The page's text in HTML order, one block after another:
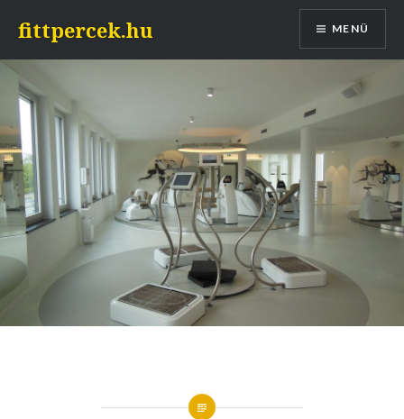
tartalomhoz
fittpercek.hu MENÜ